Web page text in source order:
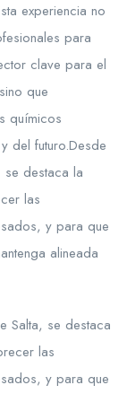
experiencia no
para
clave para el
que
químicos
del futuro.Desde
se destaca la
las
y para que
alineada
Salta, se destaca
las
y para que